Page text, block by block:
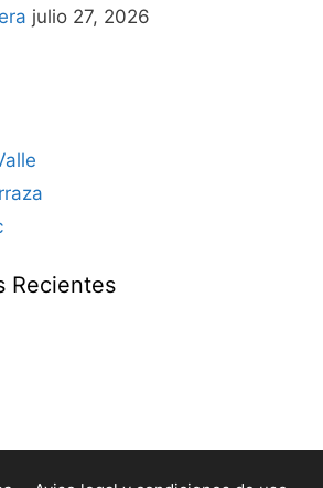
julio 27, 2026
Recientes